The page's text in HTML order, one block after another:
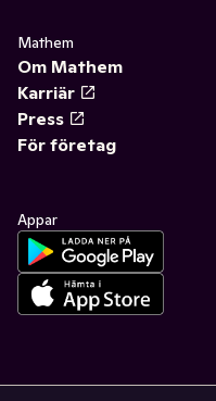
Mathem
Om Mathem
Karriär
Press
För företag
Appar